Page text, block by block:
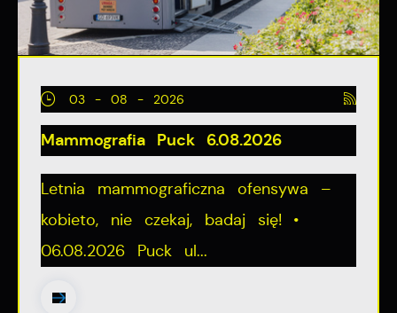
03 - 08 - 2026
Mammografia Puck 6.08.2026
Letnia mammograficzna ofensywa –
kobieto, nie czekaj, badaj się! •
06.08.2026 Puck ul...